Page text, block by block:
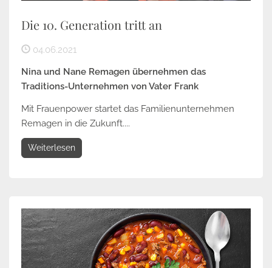
Die 10. Generation tritt an
04.06.2021
Nina und Nane Remagen übernehmen das
Traditions-Unternehmen von Vater Frank
Mit Frauenpower startet das Familienunternehmen
Remagen in die Zukunft....
Weiterlesen